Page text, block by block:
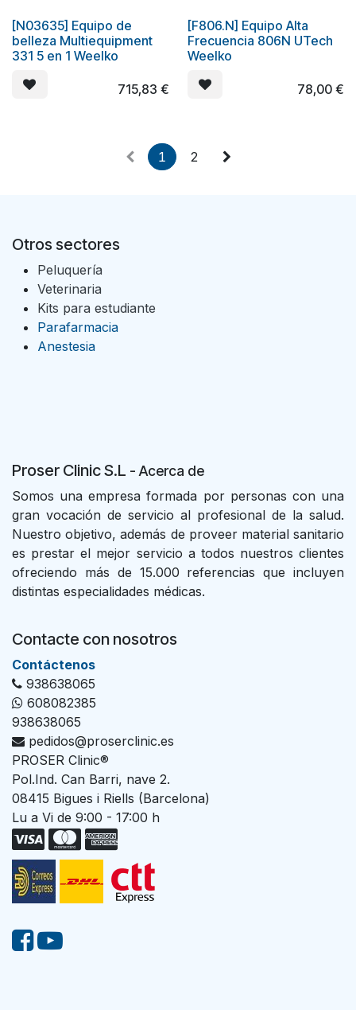
Oferta
[N03635] Equipo de
belleza Multiequipment
331 5 en 1 Weelko
715,83 €
¡Nuevo!
[F806.N] Equipo Alta
Frecuencia 806N UTech
Weelko
78,00 €
1 2
Otros sectores
Peluquería
Veterinaria
Kits para estudiante
Parafarmacia
Anestesia
Proser Clinic S.L - Acerca de
Somos una empresa formada por personas con una
gran vocación de servicio al profesional de la salud.
Nuestro objetivo, además de proveer material sanitario
es prestar el mejor servicio a todos nuestros clientes
ofreciendo más de 15.000 referencias que incluyen
distintas especialidades médicas.
Contacte con nosotros
Con​tác​tenos
938638065
608082385
938638065
pedidos@proserclinic.es
PROSER Clinic®
Pol.Ind. Can Barri, nave 2.
08415 Bigues i Riells (Barcelona)
Lu a Vi de 9:00 - 17:00 h